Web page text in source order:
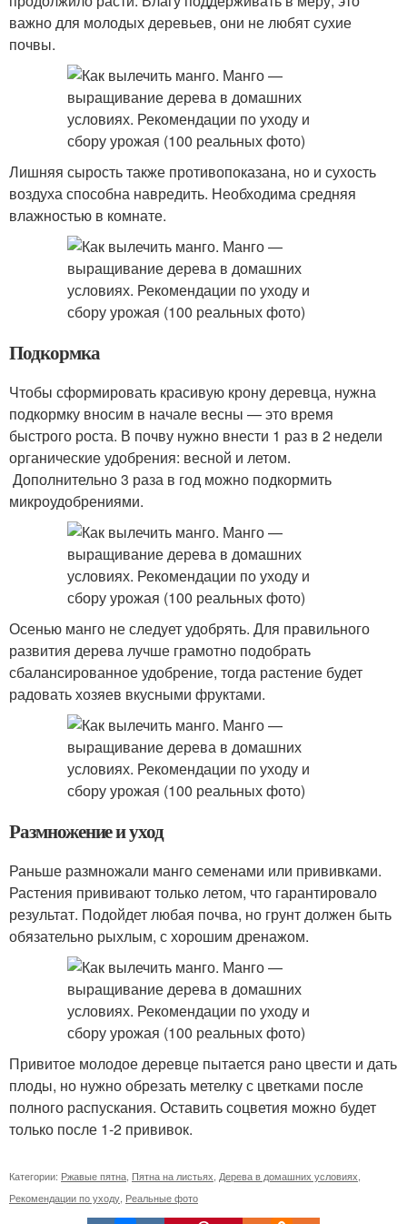
важно для молодых деревьев, они не любят сухие
почвы.
Лишняя сырость также противопоказана, но и сухость
воздуха способна навредить. Необходима средняя
влажностью в комнате.
Подкормка
Чтобы сформировать красивую крону деревца, нужна
подкормку вносим в начале весны — это время
быстрого роста. В почву нужно внести 1 раз в 2 недели
органические удобрения: весной и летом.
Дополнительно 3 раза в год можно подкормить
микроудобрениями.
Осенью манго не следует удобрять. Для правильного
развития дерева лучше грамотно подобрать
сбалансированное удобрение, тогда растение будет
радовать хозяев вкусными фруктами.
Размножение и уход
Раньше размножали манго семенами или прививками.
Растения прививают только летом, что гарантировало
результат. Подойдет любая почва, но грунт должен быть
обязательно рыхлым, с хорошим дренажом.
Привитое молодое деревце пытается рано цвести и дать
плоды, но нужно обрезать метелку с цветками после
полного распускания. Оставить соцветия можно будет
только после 1-2 прививок.
Категории: Ржавые пятна Пятна на листьях Дерева в домашних условиях
Рекомендации по уходу Реальные фото